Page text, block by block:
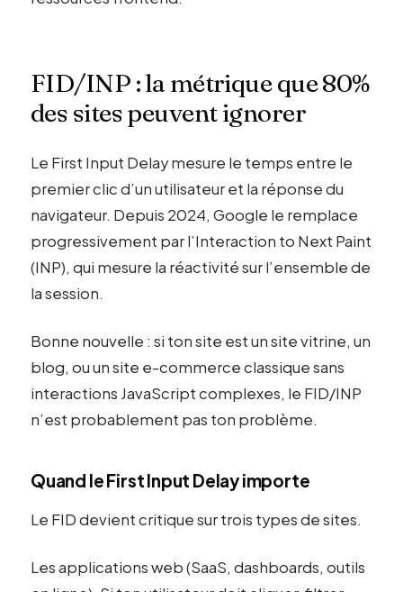
FID/INP : la métrique que 80%
des sites peuvent ignorer
Le First Input Delay mesure le temps entre le
premier clic d’un utilisateur et la réponse du
navigateur. Depuis 2024, Google le remplace
progressivement par l’Interaction to Next Paint
(INP), qui mesure la réactivité sur l’ensemble de
la session.
Bonne nouvelle : si ton site est un site vitrine, un
blog, ou un site e-commerce classique sans
interactions JavaScript complexes, le FID/INP
n’est probablement pas ton problème.
Quand le First Input Delay importe
Le FID devient critique sur trois types de sites.
Les applications web (SaaS, dashboards, outils